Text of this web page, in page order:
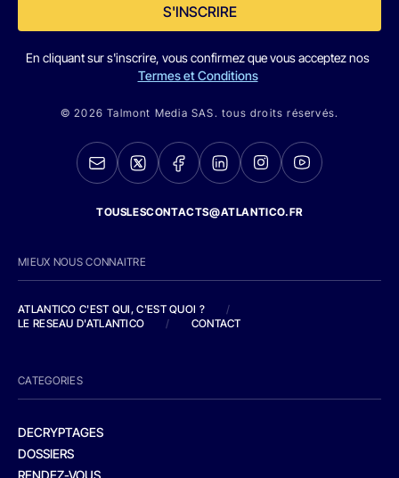
S'INSCRIRE
En cliquant sur s'inscrire, vous confirmez que vous acceptez nos
Termes et Conditions
© 2026 Talmont Media SAS. tous droits réservés.
TOUSLESCONTACTS@ATLANTICO.FR
MIEUX NOUS CONNAITRE
ATLANTICO C'EST QUI, C'EST QUOI ?
/
LE RESEAU D'ATLANTICO
/ CONTACT
CATEGORIES
DECRYPTAGES
DOSSIERS
RENDEZ-VOUS